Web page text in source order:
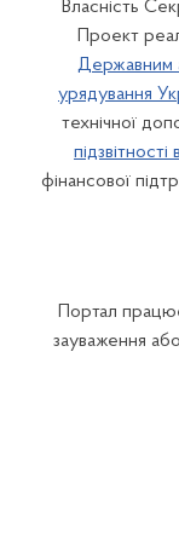
Власність
Проект
Державним
урядування
технічної
фінансової
Портал
зауваження